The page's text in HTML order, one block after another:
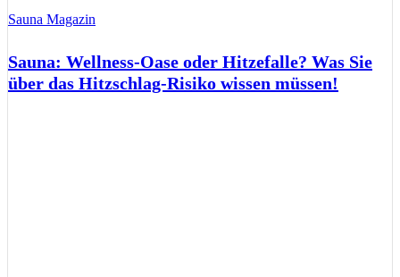
Sauna Magazin
Sauna: Wellness-Oase oder Hitzefalle? Was Sie
über das Hitzschlag-Risiko wissen müssen!